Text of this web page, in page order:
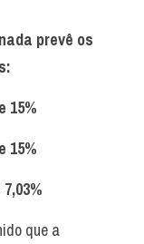
prevê os
15%
15%
que a